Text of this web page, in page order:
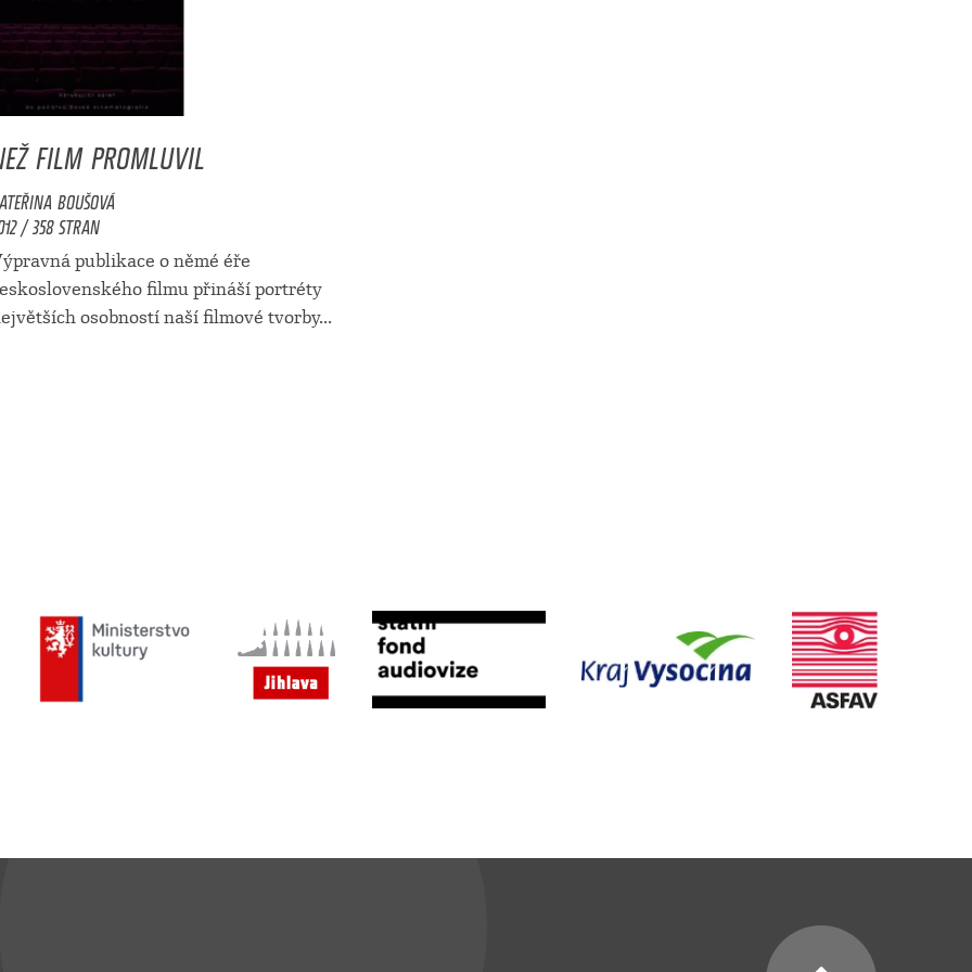
FILM PROMLUVIL
BOUŠOVÁ
/ 358 STRAN
publikace o němé éře
filmu přináší portréty
osobností naší filmové tvorby...